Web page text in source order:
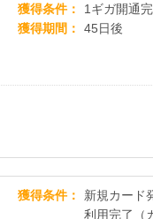
獲得条件
1ギガ開通
獲得期間
45日後
獲得条件
新規カード
利用完了（